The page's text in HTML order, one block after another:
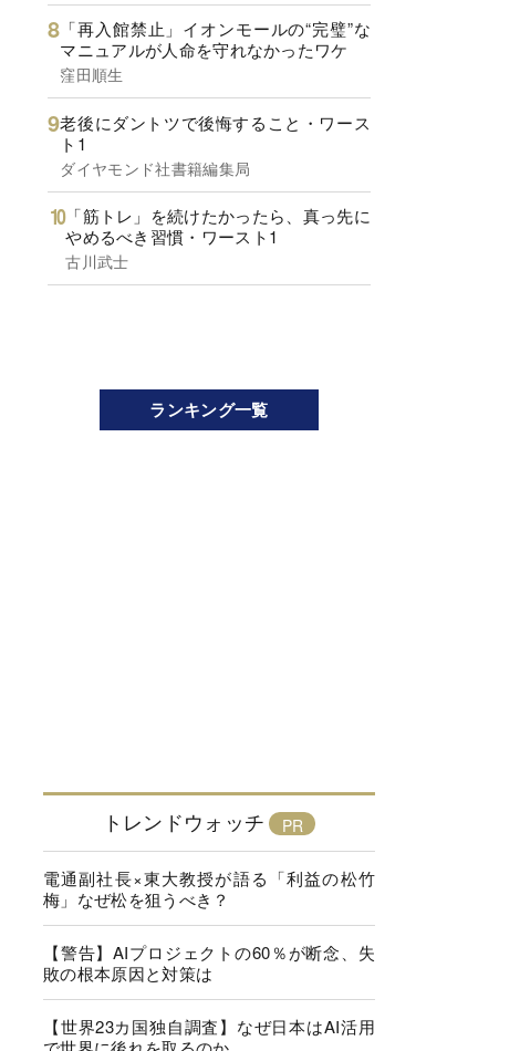
「再入館禁止」イオンモールの“完璧”な
マニュアルが人命を守れなかったワケ
窪田順生
老後にダントツで後悔すること・ワース
ト1
ダイヤモンド社書籍編集局
「筋トレ」を続けたかったら、真っ先に
やめるべき習慣・ワースト1
古川武士
ランキング一覧
トレンドウォッチ
電通副社長×東大教授が語る「利益の松竹
梅」なぜ松を狙うべき？
【警告】AIプロジェクトの60％が断念、失
敗の根本原因と対策は
【世界23カ国独自調査】なぜ日本はAI活用